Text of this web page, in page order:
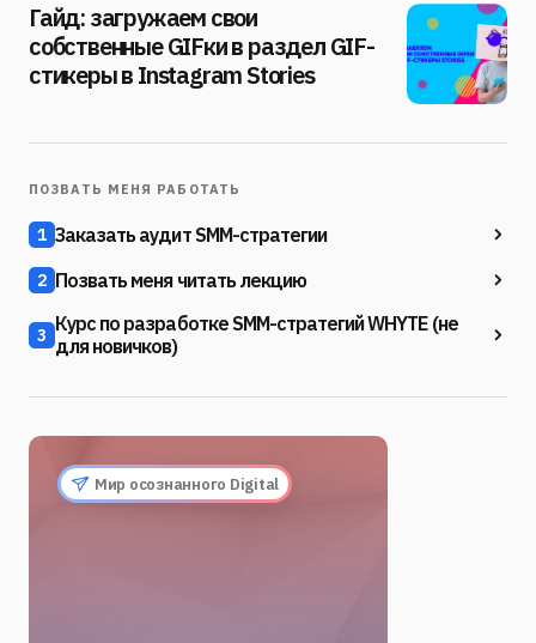
Гайд: загружаем свои
собственные GIFки в раздел GIF-
стикеры в Instagram Stories
ПОЗВАТЬ МЕНЯ РАБОТАТЬ
1 Заказать аудит SMM-стратегии
2 Позвать меня читать лекцию
3 Курс по разработке SMM-стратегий WHYTE (не
для новичков)
Мир осознанного Digital